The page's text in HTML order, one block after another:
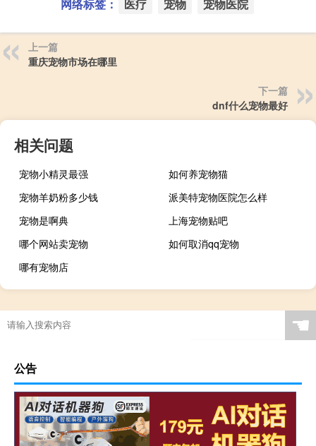
网络标签： 医疗 宠物 宠物医院
上一篇
重庆宠物市场在哪里
下一篇
dnf什么宠物最好
相关问题
宠物小精灵最强
如何养宠物猫
宠物羊奶粉多少钱
派美特宠物医院怎么样
宠物是啊典
上海宠物贴吧
哪个网站卖宠物
如何取消qq宠物
哪有宠物店
☚
公告